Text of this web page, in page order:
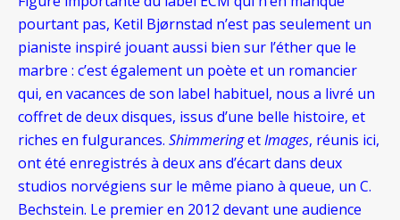
pourtant pas, Ketil Bjørnstad n’est pas seulement un
pianiste inspiré jouant aussi bien sur l’éther que le
marbre : c’est également un poète et un romancier
qui, en vacances de son label habituel, nous a livré un
coffret de deux disques, issus d’une belle histoire, et
riches en fulgurances. ShimmeringetImages, réunis ici,
ont été enregistrés à deux ans d’écart dans deux
studios norvégiens sur le même piano à queue, un C.
Bechstein. Le premier en 2012 devant une audience